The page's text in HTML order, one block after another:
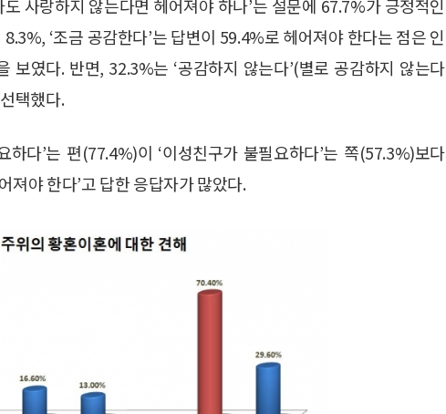
사랑하지 않는다면 헤어져야 하나’는 설문에 67.7%가 긍정적인
‘조금 공감한다’는 답변이 59.4%로 헤어져야 한다는 점은 인
보였다. 반면, 32.3%는 ‘공감하지 않는다’(별로 공감하지 않는다
택했다.
하다’는 편(77.4%)이 ‘이성친구가 불필요하다’는 쪽(57.3%)보다
져야 한다’고 답한 응답자가 많았다.